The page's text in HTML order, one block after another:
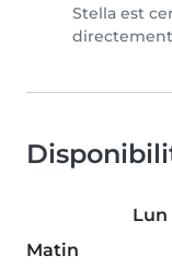
Stella est
Lun
Matin